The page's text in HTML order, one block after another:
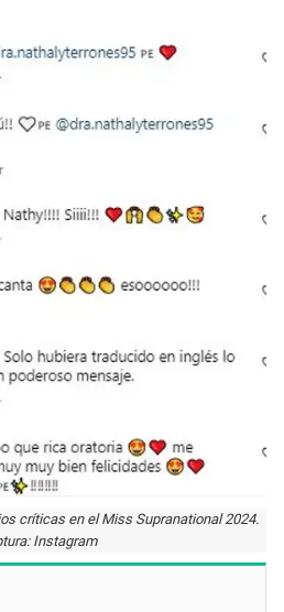
críticas en el Miss Supranational 2024.
Instagram